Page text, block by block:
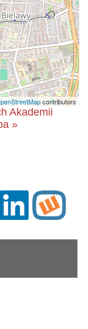
contributors
Akademii
»